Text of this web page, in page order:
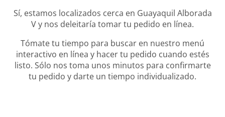
Sí, estamos localizados cerca en Guayaquil Alborada
V y nos deleitaría tomar tu pedido en línea.
Tómate tu tiempo para buscar en nuestro menú
interactivo en línea y hacer tu pedido cuando estés
listo. Sólo nos toma unos minutos para confirmarte
tu pedido y darte un tiempo individualizado.